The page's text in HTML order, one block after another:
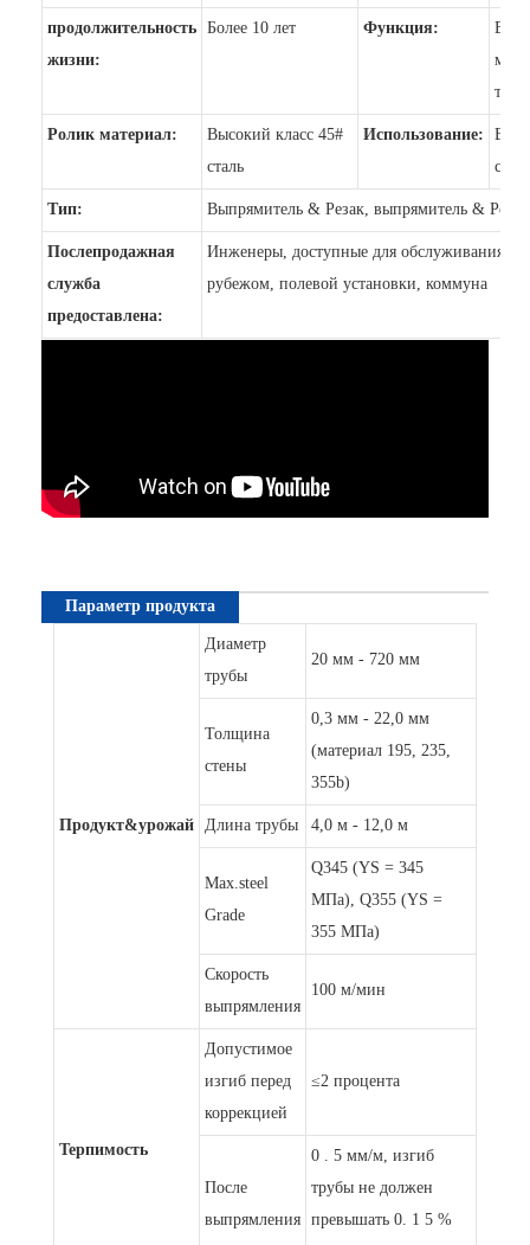
продолжительность
жизни:
Более 10 лет Функция:
Ролик материал:
Высокий класс 45#
сталь
Использование:
Тип: Выпрямитель & Резак, выпрямитель & Резак
Послепродажная
служба
предоставлена:
Инженеры, доступные для обслуживания
рубежом, полевой установки, коммуна
Параметр продукта
Продукт&урожай
Диаметр
трубы
20 мм - 720 мм
Толщина
стены
0,3 мм - 22,0 мм
(материал 195, 235,
355b)
Длина трубы 4,0 м - 12,0 м
Max.steel
Grade
Q345 (YS = 345
МПа), Q355 (YS =
355 МПа)
Скорость
выпрямления
100 м/мин
Терпимость
Допустимое
изгиб перед
коррекцией
≤2 процента
После
выпрямления
0 . 5 мм/м, изгиб
трубы не должен
превышать 0. 1 5 %